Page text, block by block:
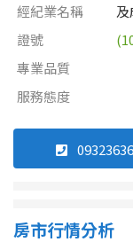
經紀業名稱
證號
專業品質
服務態度
房市行情分析